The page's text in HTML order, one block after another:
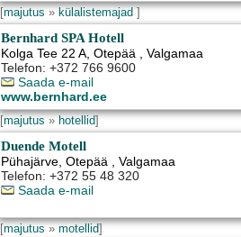
[majutus»külalistemajad]
Bernhard SPA Hotell
Kolga Tee 22 A,Otepää , Valgamaa
Telefon: +372 766 9600
Saada e-mail
www.bernhard.ee
[majutus»hotellid]
Duende Motell
Pühajärve,Otepää , Valgamaa
Telefon: +372 55 48 320
Saada e-mail
[majutus»motellid]